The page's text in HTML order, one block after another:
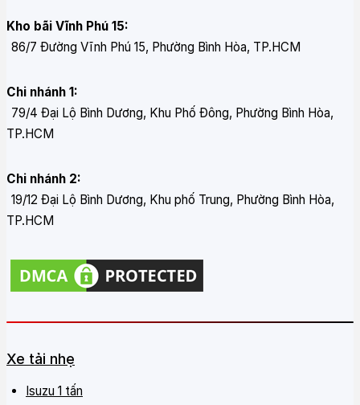
Kho bãi Vĩnh Phú 15:
86/7 Đường Vĩnh Phú 15, Phường Bình Hòa, TP.HCM
Chi nhánh 1:
79/4 Đại Lộ Bình Dương, Khu Phố Đông, Phường Bình Hòa,
TP.HCM
Chi nhánh 2:
19/12 Đại Lộ Bình Dương, Khu phố Trung, Phường Bình Hòa,
TP.HCM
Xe tải nhẹ
Isuzu 1 tấn